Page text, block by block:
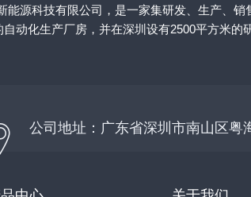
能源科技有限公司，是一家集研发、生产、
动化生产厂房，并在深圳设有2500平方米的
公司地址：广东省深圳市南山区粤